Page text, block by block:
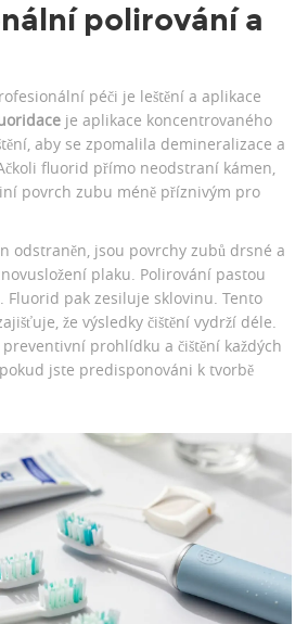
polirování a
péči je leštění a aplikace
je aplikace koncentrovaného
aby se zpomalila demineralizace a
fluorid přímo neodstraní kámen,
povrch zubu méně příznivým pro
odstraněn, jsou povrchy zubů drsné a
plaku. Polirování pastou
pak zesiluje sklovinu. Tento
že výsledky čištění vydrží déle.
prohlídku a čištění každých
jste predisponováni k tvorbě